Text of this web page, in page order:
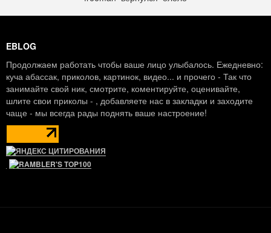
EBLOG
Продолжаем работать чтобы ваше лицо улыбалось. Ежедневно:
куча абассак, приколов, картинок, видео... и прочего - Так что
занимайте свой ник, смотрите, коментируйте, оценивайте,
шлите свои приколы - , добавляете нас в закладки и заходите
чаще - мы всегда рады поднять ваше настроение!